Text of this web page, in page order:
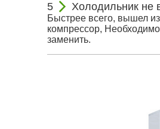
Холодильник не
Быстрее всего, вышел
компрессор,
заменить.